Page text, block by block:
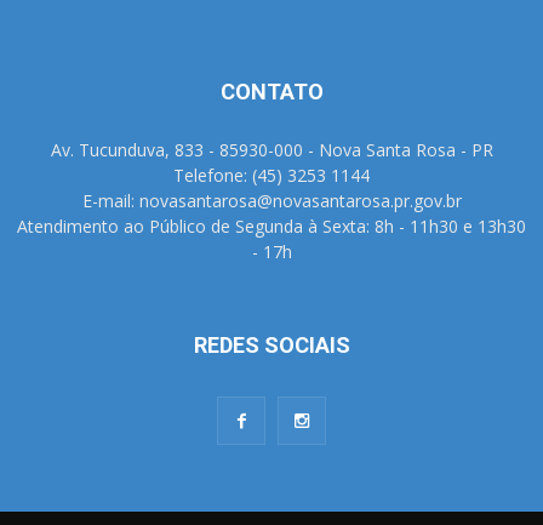
CONTATO
Av. Tucunduva, 833 - 85930-000 - Nova Santa Rosa - PR
Telefone: (45) 3253 1144
E-mail: novasantarosa@novasantarosa.pr.gov.br
Atendimento ao Público de Segunda à Sexta: 8h - 11h30 e 13h30
- 17h
REDES SOCIAIS